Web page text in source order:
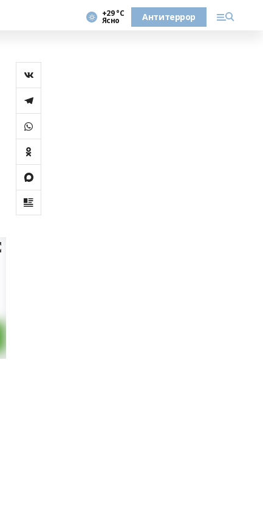
+29 °С
Ясно Антитеррор